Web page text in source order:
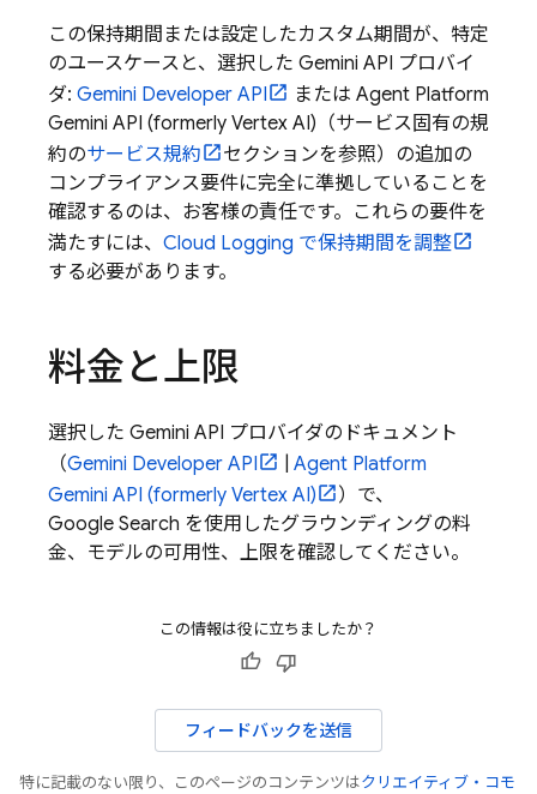
この保持期間または設定したカスタム期間が、特定
のユースケースと、選択した Gemini API プロバイ
ダ: Gemini Developer API または Agent Platform
Gemini API (formerly Vertex AI) （サービス固有の規
約のサービス規約
セクションを参照）の追加の
コンプライアンス要件に完全に準拠していることを
確認するのは、お客様の責任です。これらの要件を
満たすには、 Cloud Logging で保持期間を調整
する必要があります。
料金と上限
選択した Gemini API プロバイダのドキュメント
（Gemini Developer API
Agent Platform
Gemini API (formerly Vertex AI)
）で、
Google Search を使用したグラウンディングの料
金、モデルの可用性、上限を確認してください。
この情報は役に立ちましたか？
フィードバックを送信
特に記載のない限り、このページのコンテンツはクリエイティブ・コモ